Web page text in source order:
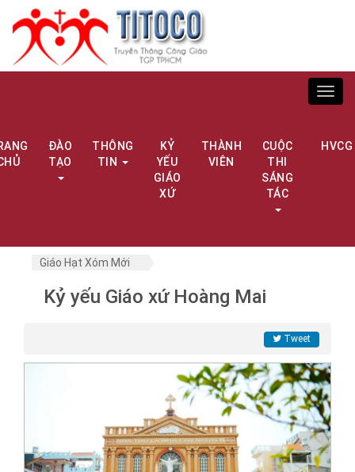
ĐÀO
TẠO
THÔNG
TIN
KỶ
YẾU
GIÁO
XỨ
THÀNH
VIÊN
CUỘC
THI
SÁNG
TÁC
HVCG
Giáo Hạt Xóm Mới
Kỷ yếu Giáo xứ Hoàng Mai
Tweet